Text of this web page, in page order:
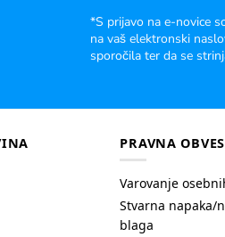
*S prijavo na e-novice
na vaš elektronski
sporočila ter da se
PRAVNA
Varovanje
Stvarna napaka/
blaga